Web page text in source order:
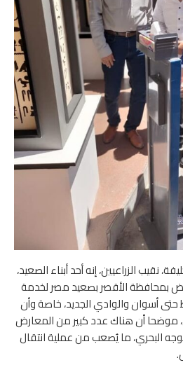
نقيب الزراعيين، إنه أحد أبناء الصعيد،
بمحافظة الأقصر بصعيد مصر لخدمة
أسوان والوادي الجديد، خاصة وأن
موضحا أن هناك عدد كبير من المعارض
البحري، ما يُصعب من عملية انتقال